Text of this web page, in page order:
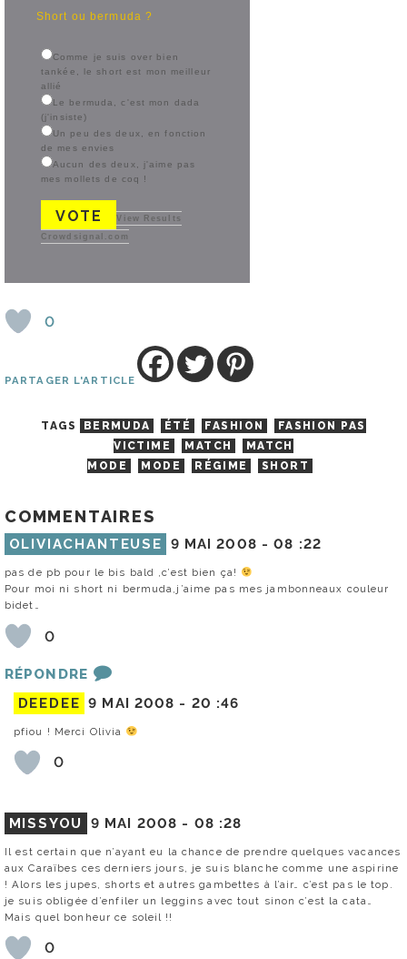
Short ou bermuda ?
Comme je suis over bien
tankée, le short est mon meilleur
allié
Le bermuda, c'est mon dada
(j'insiste)
Un peu des deux, en fonction
de mes envies
Aucun des deux, j'aime pas
mes mollets de coq !
VOTE View Results
Crowdsignal.com
0
PARTAGER L'ARTICLE
TAGS BERMUDA ÉTÉ FASHION
FASHION PAS
VICTIME
MATCH
MATCH
MODE
MODE RÉGIME SHORT
COMMENTAIRES
OLIVIACHANTEUSE 9 MAI 2008 -08 :22
pas de pb pour le bis bald ,c’est bien ça!
Pour moi ni short ni bermuda,j’aime pas mes jambonneaux couleur
bidet…
0
RÉPONDRE
DEEDEE 9 MAI 2008 - 20 :46
pfiou ! Merci Olivia
0
MISSYOU 9 MAI 2008 - 08 :28
Il est certain que n’ayant eu la chance de prendre quelques vacances
aux Caraïbes ces derniers jours, je suis blanche comme une aspirine
! Alors les jupes, shorts et autres gambettes à l’air… c’est pas le top.
je suis obligée d’enfiler un leggins avec tout sinon c’est la cata…
Mais quel bonheur ce soleil !!
0